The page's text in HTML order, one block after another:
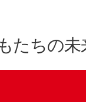
たちの